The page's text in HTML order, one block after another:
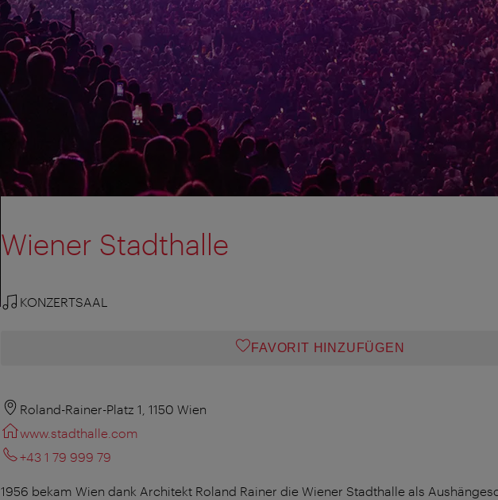
Wiener Stadthalle
KONZERTSAAL
FAVORIT HINZUFÜGEN
Roland-Rainer-Platz 1, 1150 Wien
www.stadthalle.com
+43 1 79 999 79
1956 bekam Wien dank Architekt Roland Rainer die Wiener Stadthalle als